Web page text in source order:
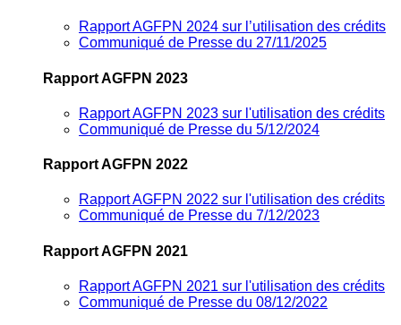
Rapport AGFPN 2024 sur l’utilisation des crédits
Communiqué de Presse du 27/11/2025
Rapport AGFPN 2023
Rapport AGFPN 2023 sur l'utilisation des crédits
Communiqué de Presse du 5/12/2024
Rapport AGFPN 2022
Rapport AGFPN 2022 sur l'utilisation des crédits
Communiqué de Presse du 7/12/2023
Rapport AGFPN 2021
Rapport AGFPN 2021 sur l'utilisation des crédits
Communiqué de Presse du 08/12/2022